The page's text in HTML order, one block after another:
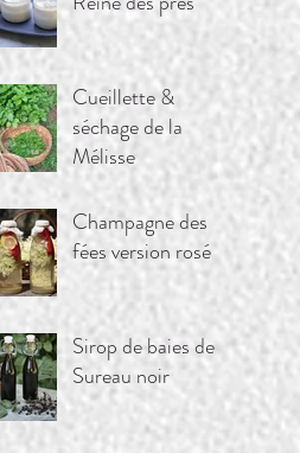
Cueillette &
séchage de la
Mélisse
Champagne des
fées version rosé
Sirop de baies de
Sureau noir